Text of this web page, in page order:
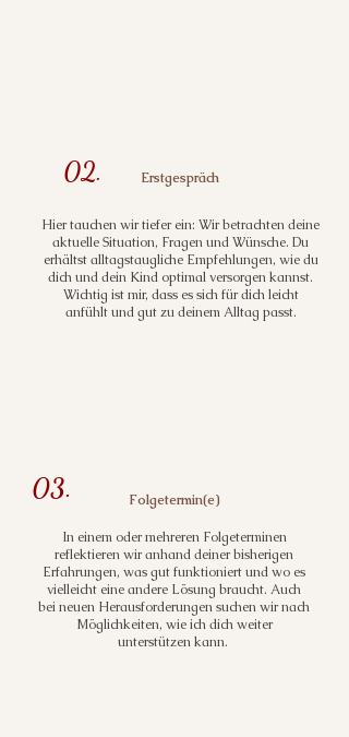
Hier tauchen wir tiefer ein: Wir betrachten deine
aktuelle Situation, Fragen und Wünsche. Du
erhältst alltagstaugliche Empfehlungen, wie du
dich und dein Kind optimal versorgen kannst.
Wichtig ist mir, dass es sich für dich leicht
anfühlt und gut zu deinem Alltag passt.
02. Erstgespräch
In einem oder mehreren Folgeterminen
reflektieren wir anhand deiner bisherigen
Erfahrungen, was gut funktioniert und wo es
vielleicht eine andere Lösung braucht. Auch
bei neuen Herausforderungen suchen wir nach
Möglichkeiten, wie ich dich weiter
unterstützen kann.
03. Folgetermin(e)